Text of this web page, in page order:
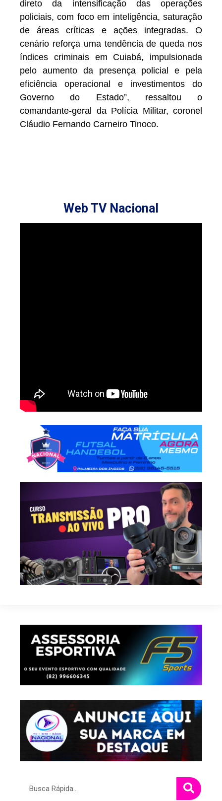
direto da intensificação das operações
policiais, com foco em inteligência, saturação
de áreas críticas e ações integradas. O
cenário reforça uma tendência de queda nos
índices criminais em Cuiabá, impulsionada
pelo aumento da presença policial e pela
eficiência operacional e investimentos do
Governo do Estado”, ressaltou o
comandante-geral da Polícia Militar, coronel
Cláudio Fernando Carneiro Tinoco.
Web TV Nacional